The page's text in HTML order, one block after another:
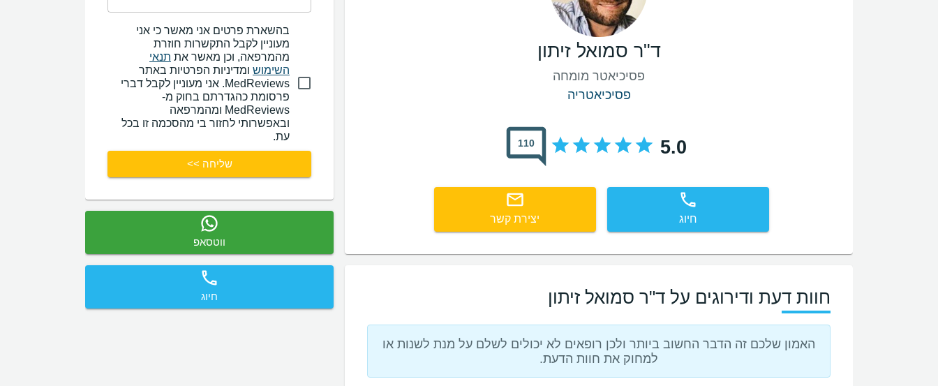
ד"ר סמואל זיתון
פסיכיאטר מומחה
פסיכיאטריה
5.0
110
חיוג יצירת קשר
חוות דעת ודירוגים על ד"ר סמואל זיתון
האמון שלכם זה הדבר החשוב ביותר ולכן רופאים לא יכולים לשלם על מנת לשנות או
למחוק את חוות הדעת.
בהשארת פרטים אני מאשר כי אני
מעוניין לקבל התקשרות חוזרת
מהמרפאה, וכן מאשר את תנאי
השימוש ומדיניות הפרטיות באתר
MedReviews. אני מעוניין לקבל דברי
פרסומת כהגדרתם בחוק מ-
MedReviews ומהמרפאה
ובאפשרותי לחזור בי מהסכמה זו בכל
עת.
שליחה >>
ווטסאפ
חיוג